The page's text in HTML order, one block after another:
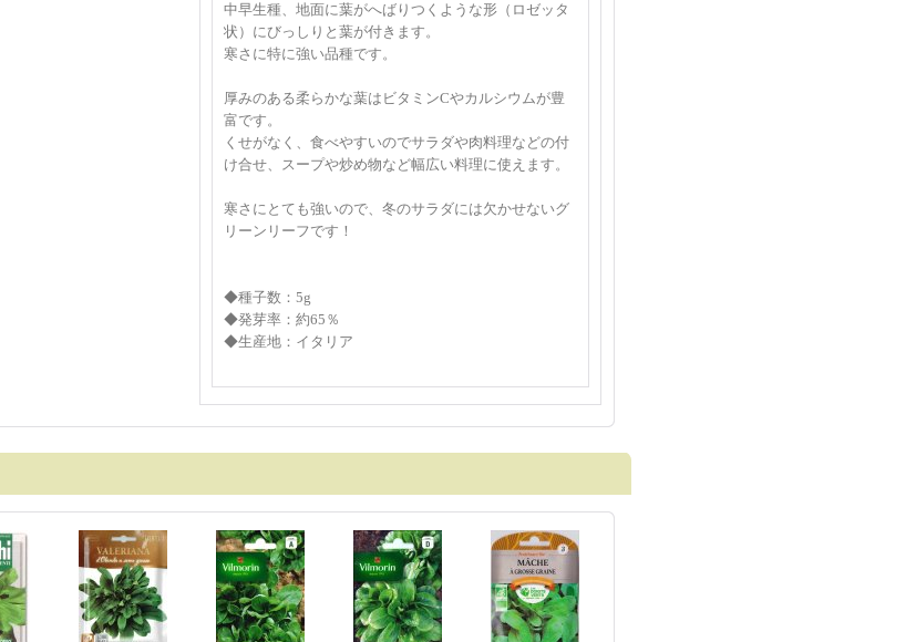
中早生種、地面に葉がへばりつくような形（ロゼッタ
状）にびっしりと葉が付きます。
寒さに特に強い品種です。
厚みのある柔らかな葉はビタミンCやカルシウムが豊
富です。
くせがなく、食べやすいのでサラダや肉料理などの付
け合せ、スープや炒め物など幅広い料理に使えます。
寒さにとても強いので、冬のサラダには欠かせないグ
リーンリーフです！
◆種子数：5g
◆発芽率：約65％
◆生産地：イタリア